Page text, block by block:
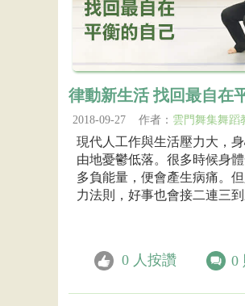
律動新生活 找回最自在
2018-09-27 作者： 雲門舞集舞蹈
現代人工作與生活壓力大，
由地憂鬱低落。很多時候身
多負能量，便會產生病痛。
力法則，好事也會接二連三到
0 人按讚 0